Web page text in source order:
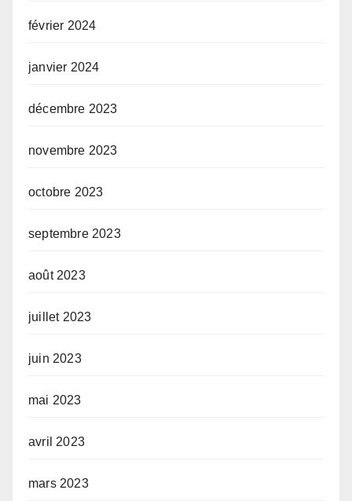
février 2024
janvier 2024
décembre 2023
novembre 2023
octobre 2023
septembre 2023
août 2023
juillet 2023
juin 2023
mai 2023
avril 2023
mars 2023